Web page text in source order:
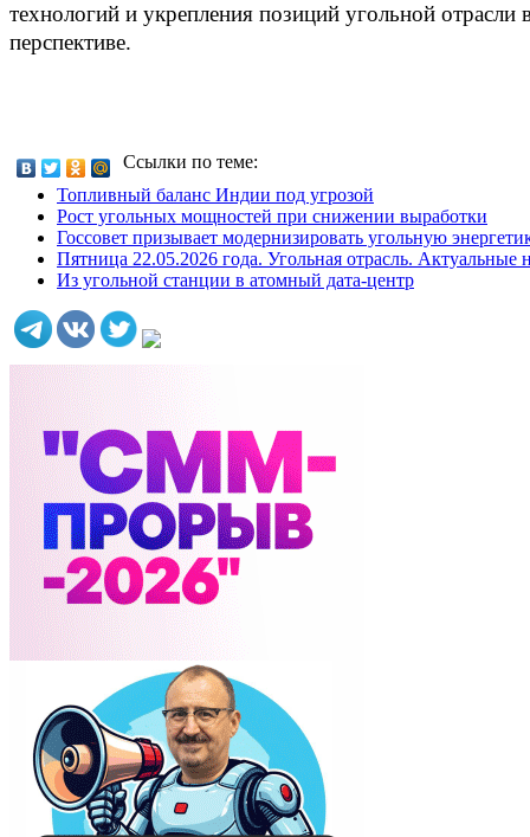
технологий и укрепления позиций угольной отрасли
перспективе.
Ссылки по теме:
Топливный баланс Индии под угрозой
Рост угольных мощностей при снижении выработки
Госсовет призывает модернизировать угольную
Пятница 22.05.2026 года. Угольная отрасль. Актуальные
Из угольной станции в атомный дата‑центр